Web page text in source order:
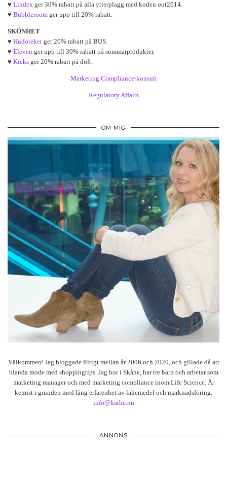
♥ Lindex ger 30% rabatt på alla ytterplagg med koden out2014.
♥ Bubbleroom ger upp till 20% rabatt.
SKÖNHET
♥ Hudoteket ger 20% rabatt på BUS.
♥ Eleven ger upp till 30% rabatt på sommarprodukter.
♥ Kicks ger 20% rabatt på doft.
Marketing Compliance-konsult
Regulatory Affairs
OM MIG
Välkommen! Jag bloggade flitigt mellan år 2006 och 2020, och gillade då att
blanda mode med shoppingtips. Jag bor i Skåne, har tre barn och arbetar som
marketing manager och med marketing compliance inom Life Science. Är
kemist i grunden med lång erfarenhet av läkemedel och marknadsföring.
info@kathe.nu
ANNONS